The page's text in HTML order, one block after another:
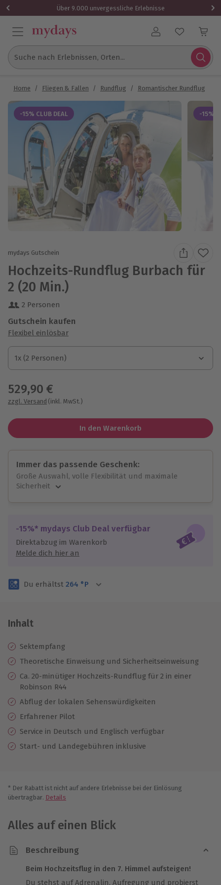
Über 9.000 unvergessliche Erlebnisse
Benutzerkonto
Suche nach Erlebnissen, Orten...
Home / Fliegen & Fallen / Rundflug / Romantischer Rundflug
-15% CLUB DEAL -15%
mydays Gutschein
Hochzeits-Rundflug Burbach für
2 (20 Min.)
2 Personen
Gutschein kaufen
Flexibel einlösbar
1x (2 Personen)
1x (2 Personen)
1x (2 Personen)
529,90 €
zzgl. Versand (inkl. MwSt.)
In den Warenkorb
Immer das passende Geschenk:
Große Auswahl, volle Flexibilität und maximale
Sicherheit
Jeder Gutschein für alle Erlebnisse einlösbar.
Maximale Sicherheit
3 Jahre gültig & verlängerbar.
-15%* mydays Club Deal verfügbar
Direktabzug im Warenkorb
Melde dich hier an
Du erhältst 264 °P
Inhalt
Sektempfang
Theoretische Einweisung und Sicherheitseinweisung
Ca. 20-minütiger Hochzeits-Rundflug für 2 in einer
Robinson R44
Abflug der lokalen Sehenswürdigkeiten
Erfahrener Pilot
Service in Deutsch und Englisch verfügbar
Start- und Landegebühren inklusive
* Der Rabatt ist nicht auf andere Erlebnisse bei der Einlösung
übertragbar. Details
Alles auf einen Blick
Beschreibung
Beim Hochzeitsflug in den 7. Himmel aufsteigen!
Du stehst auf Adrenalin, Aufregung und probierst